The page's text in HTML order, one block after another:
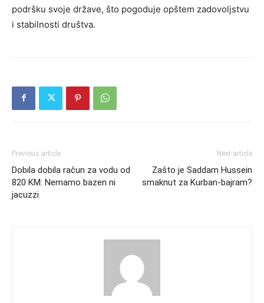
podršku svoje države, što pogoduje opštem zadovoljstvu
i stabilnosti društva.
Previous article
Dobila dobila račun za vodu od
820 KM: Nemamo bazen ni
jacuzzi
Next article
Zašto je Saddam Hussein
smaknut za Kurban-bajram?